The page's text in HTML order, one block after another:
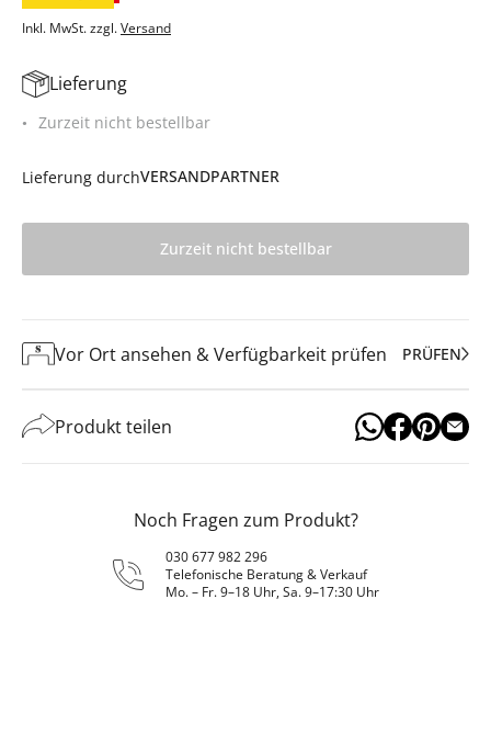
Inkl. MwSt. zzgl.Versand
Lieferung
Zurzeit nicht bestellbar
Lieferung durchVERSANDPARTNER
Zurzeit nicht bestellbar
Vor Ort ansehen & Verfügbarkeit prüfen PRÜFEN
Produkt teilen
Noch Fragen zum Produkt?
030 677 982 296
Telefonische Beratung & Verkauf
Mo. – Fr. 9–18 Uhr, Sa. 9–17:30 Uhr